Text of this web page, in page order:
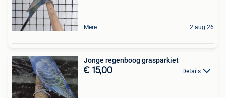
Mere 2 aug 26
Jonge regenboog grasparkiet
€ 15,00 Details